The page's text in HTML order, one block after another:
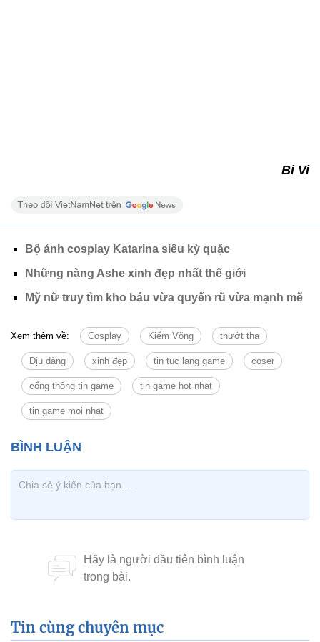
Bi Vi
Bộ ảnh cosplay Katarina siêu kỳ quặc
Những nàng Ashe xinh đẹp nhất thế giới
Mỹ nữ truy tìm kho báu vừa quyến rũ vừa mạnh mẽ
Xem thêm về: Cosplay Kiếm Võng thướt tha
Dịu dàng xinh đẹp tin tuc lang game coser
cổng thông tin game tin game hot nhat
tin game moi nhat
Tin cùng chuyên mục